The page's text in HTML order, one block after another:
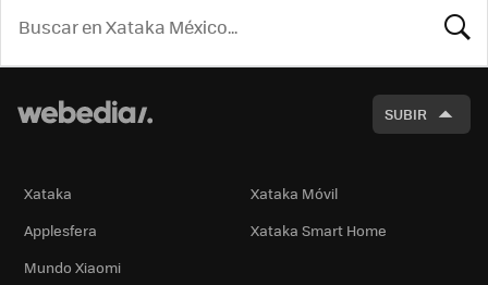
SUBIR
Xataka
Xataka Móvil
Applesfera
Xataka Smart Home
Mundo Xiaomi